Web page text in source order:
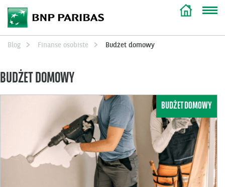
Blog Finanse osobiste Budżet domowy
BUDŻET DOMOWY
BUDŻET DOMOWY